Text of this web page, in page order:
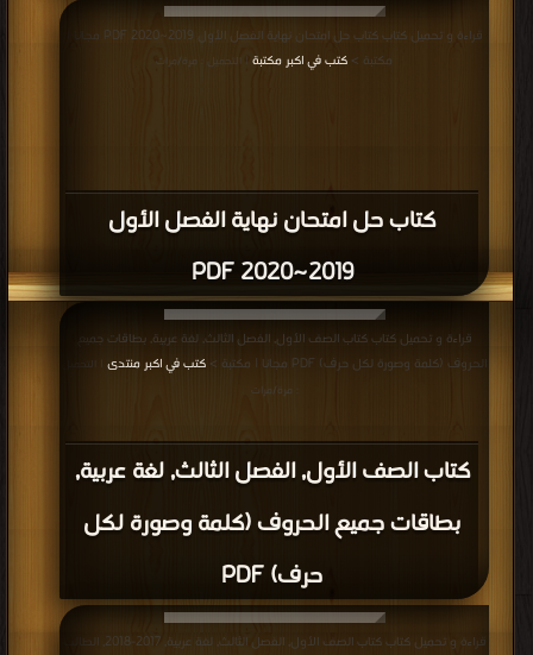
كتاب حل امتحان نهاية الفصل الأول
2019~2020 PDF
قراءة و تحميل كتاب كتاب حل امتحان نهاية الفصل الأول 2019~2020 PDF مجانا |
مكتبة > كتب في اكبر مكتبة | التحميل : مرة/مرات
كتاب الصف الأول, الفصل الثالث, لغة عربية,
بطاقات جميع الحروف (كلمة وصورة لكل
حرف) PDF
قراءة و تحميل كتاب كتاب الصف الأول, الفصل الثالث, لغة عربية, بطاقات جميع
الحروف (كلمة وصورة لكل حرف) PDF مجانا | مكتبة >
كتب في اكبر منتدى
: مرة/مرات
قراءة و تحميل كتاب كتاب الصف الأول, الفصل الثالث, لغة عربية, 2017-2018, الطالب